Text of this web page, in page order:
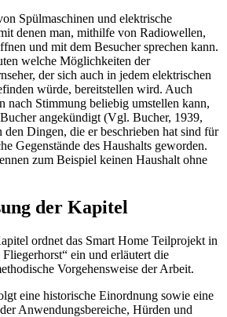
Spülmaschinen und elektrische
denen man, mithilfe von Radiowellen,
und mit dem Besucher sprechen kann.
welche Möglichkeiten der
der sich auch in jedem elektrischen
würde, bereitstellen wird. Auch
nach Stimmung beliebig umstellen kann,
angekündigt (Vgl. Bucher, 1939,
Dingen, die er beschrieben hat sind für
Gegenstände des Haushalts geworden.
zum Beispiel keinen Haushalt ohne
der Kapitel
ordnet das Smart Home Teilprojekt in
ein und erläutert die
Vorgehensweise der Arbeit.
eine historische Einordnung sowie eine
Anwendungsbereiche, Hürden und